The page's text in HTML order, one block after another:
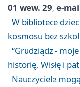
01 wew. 29, e-
W bibliotece
kosmosu bez
“Grudziądz -
historię, Wisłę i
Nauczyciele